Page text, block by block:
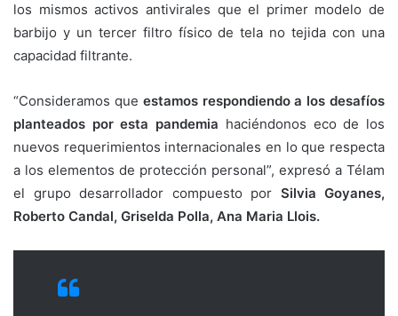
los mismos activos antivirales que el primer modelo de
barbijo y un tercer filtro físico de tela no tejida con una
capacidad filtrante.
“Consideramos que estamos respondiendo a los desafíos
planteados por esta pandemia haciéndonos eco de los
nuevos requerimientos internacionales en lo que respecta
a los elementos de protección personal”, expresó a Télam
el grupo desarrollador compuesto por Silvia Goyanes,
Roberto Candal, Griselda Polla, Ana Maria Llois.